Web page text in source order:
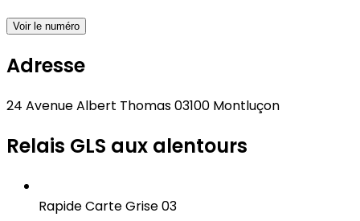
Voir le numéro
Adresse
24 Avenue Albert Thomas 03100 Montluçon
Relais GLS aux alentours
Rapide Carte Grise 03